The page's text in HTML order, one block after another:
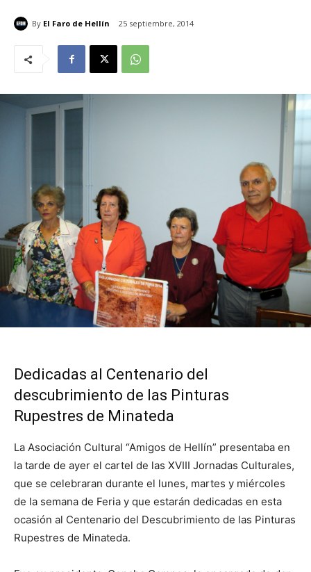
By El Faro de Hellín 25 septiembre, 2014
Dedicadas al Centenario del
descubrimiento de las Pinturas
Rupestres de Minateda
La Asociación Cultural “Amigos de Hellín” presentaba en
la tarde de ayer el cartel de las XVIII Jornadas Culturales,
que se celebraran durante el lunes, martes y miércoles
de la semana de Feria y que estarán dedicadas en esta
ocasión al Centenario del Descubrimiento de las Pinturas
Rupestres de Minateda.